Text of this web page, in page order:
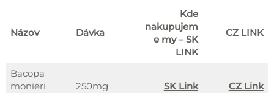
Názov Dávka
Kde
nakupujem
e my – SK
LINK
CZ LINK
Bacopa
monieri
250mg SK Link CZ Link